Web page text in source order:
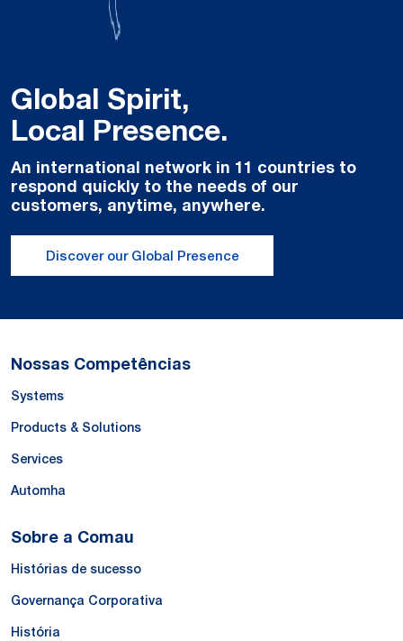
Global Spirit,
Local Presence.
An international network in 11 countries to
respond quickly to the needs of our
customers, anytime, anywhere.
Discover our Global Presence
Nossas Competências
Systems
Products & Solutions
Services
Automha
Sobre a Comau
Histórias de sucesso
Governança Corporativa
História